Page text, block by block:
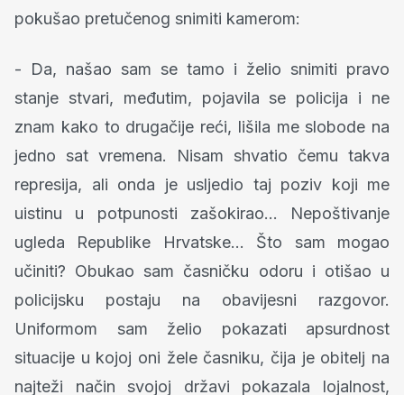
pokušao pretučenog snimiti kamerom:
- Da, našao sam se tamo i želio snimiti pravo
stanje stvari, međutim, pojavila se policija i ne
znam kako to drugačije reći, lišila me slobode na
jedno sat vremena. Nisam shvatio čemu takva
represija, ali onda je usljedio taj poziv koji me
uistinu u potpunosti zašokirao... Nepoštivanje
ugleda Republike Hrvatske... Što sam mogao
učiniti? Obukao sam časničku odoru i otišao u
policijsku postaju na obavijesni razgovor.
Uniformom sam želio pokazati apsurdnost
situacije u kojoj oni žele časniku, čija je obitelj na
najteži način svojoj državi pokazala lojalnost,